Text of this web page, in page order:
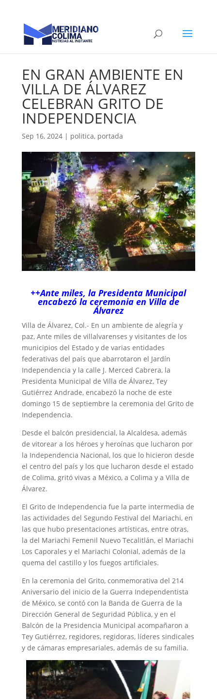
EN GRAN AMBIENTE EN
VILLA DE ÁLVAREZ
CELEBRAN GRITO DE
INDEPENDENCIA
Sep 16, 2024| politica, portada
++Ante miles, la Presidenta Municipal
encabezó la ceremonia en Villa de
Álvarez
Villa de Álvarez, Col.- En un ambiente de alegría y
paz, Ante miles de villalvarenses y visitantes de los
municipios del Estado y de varias entidades
federativas del país que abarrotaron el Jardín
Independencia y la calle J. Merced Cabrera, la
Presidenta Municipal de Villa de Álvarez, Tey
Gutiérrez Andrade, encabezó la noche de este
domingo 15 de septiembre la ceremonia del Grito de
Independencia.
Desde el balcón presidencial, la Alcaldesa, además
de vitorear a los héroes y heroínas que lucharon por
la Independencia Nacional, los que lo hicieron desde
el centro del país y los que lucharon desde el estado
de Colima, gritó vivas a México, a Colima y a Villa de
Álvarez.
El Grito de Independencia fue la parte intermedia de
las actividades del Segundo Festival del Mariachi, en
las que hubo presentaciones artísticas, entre otras,
la del Mariachi Femenil Nuevo Tecalitlán, el Mariachi
Los Caporales y el Mariachi Colonial, además de la
quema del castillo y los fuegos artificiales.
En la ceremonia del Grito, conmemorativa del 214
Aniversario del inicio de la Guerra Independentista
de México, se contó con la Banda de Guerra de la
Dirección General de Seguridad Pública, y en el
Balcón de la Presidencia Municipal acompañaron a
Tey Gutiérrez, regidores, regidoras, líderes sindicales
y de cámaras empresariales, además de su familia.